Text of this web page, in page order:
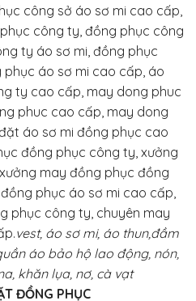
công sở áo sơ mi cao cấp,
công ty, đồng phục công
ty áo sơ mi, đồng phục
áo sơ mi cao cấp, áo
ty cao cấp, may dong phuc
phuc cao cấp, may dong
áo sơ mi đồng phục cao
đồng phục công ty, xưởng
may đồng phục đồng
phục áo sơ mi cao cấp,
phục công ty, chuyên may
vest, áo sơ mi, áo thun,đầm
áo bảo hộ lao động, nón,
khăn lụa, nơ, cà vạt
ĐỒNG PHỤC